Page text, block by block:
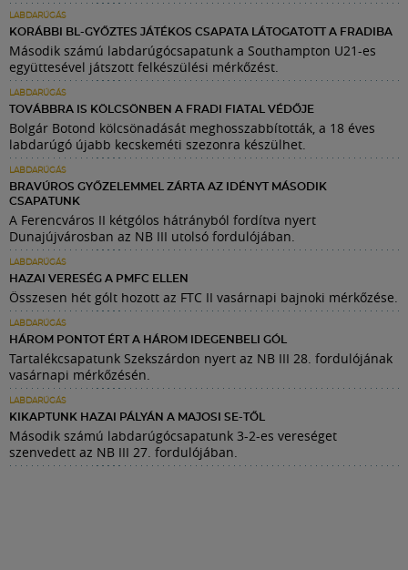
LABDARÚGÁS
KORÁBBI BL-GYŐZTES JÁTÉKOS CSAPATA LÁTOGATOTT A FRADIBA
Második számú labdarúgócsapatunk a Southampton U21-es
együttesével játszott felkészülési mérkőzést.
LABDARÚGÁS
TOVÁBBRA IS KÖLCSÖNBEN A FRADI FIATAL VÉDŐJE
Bolgár Botond kölcsönadását meghosszabbították, a 18 éves
labdarúgó újabb kecskeméti szezonra készülhet.
LABDARÚGÁS
BRAVÚROS GYŐZELEMMEL ZÁRTA AZ IDÉNYT MÁSODIK
CSAPATUNK
A Ferencváros II kétgólos hátrányból fordítva nyert
Dunajújvárosban az NB III utolsó fordulójában.
LABDARÚGÁS
HAZAI VERESÉG A PMFC ELLEN
Összesen hét gólt hozott az FTC II vasárnapi bajnoki mérkőzése.
LABDARÚGÁS
HÁROM PONTOT ÉRT A HÁROM IDEGENBELI GÓL
Tartalékcsapatunk Szekszárdon nyert az NB III 28. fordulójának
vasárnapi mérkőzésén.
LABDARÚGÁS
KIKAPTUNK HAZAI PÁLYÁN A MAJOSI SE-TŐL
Második számú labdarúgócsapatunk 3-2-es vereséget
szenvedett az NB III 27. fordulójában.